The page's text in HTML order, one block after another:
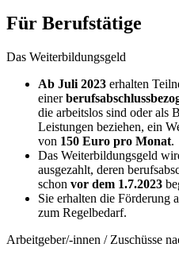
Für Berufstätige
Das Weiterbildungsgeld
Ab Juli 2023 erhalten
einer
die arbeitslos sind oder als
Leistungen beziehen, ein
von 150 Euro pro Monat.
Das Weiterbildungsgeld
ausgezahlt, deren
schon vor dem 1.7.2023
Sie erhalten die Förderung
zum Regelbedarf.
Arbeitgeber/-innen / Zuschüsse